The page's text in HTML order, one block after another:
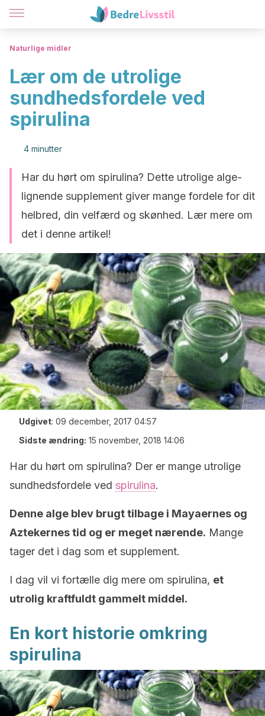
Naturlige midler
Lær om de utrolige
sundhedsfordele ved
spirulina
4 minutter
Har du hørt om spirulina? Dette utrolige alge-
lignende supplement giver mange fordele for dit
helbred, din velfærd og skønhed. Lær mere om
det i denne artikel!
Udgivet: 09 december, 2017 04:57
Sidste ændring: 15 november, 2018 14:06
Har du hørt om spirulina? Der er mange utrolige
sundhedsfordele ved spirulina.
Denne alge blev brugt tilbage i Mayaernes og
Aztekernes tid og er meget nærende. Mange
tager det i dag som et supplement.
I dag vil vi fortælle dig mere om spirulina, et
utrolig kraftfuldt gammelt middel.
En kort historie omkring
spirulina